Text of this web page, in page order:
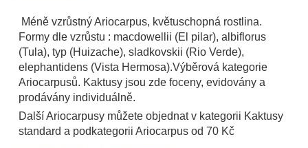
Méně vzrůstný Ariocarpus, květuschopná rostlina.
Formy dle vzrůstu : macdowellii (El pilar), albiflorus
(Tula), typ (Huizache), sladkovskii (Rio Verde),
elephantidens (Vista Hermosa).Výběrová kategorie
Ariocarpusů. Kaktusy jsou zde foceny, evidovány a
prodávány individuálně.
Další Ariocarpusy můžete objednat v kategorii Kaktusy
standard a podkategorii Ariocarpus od 70 Kč